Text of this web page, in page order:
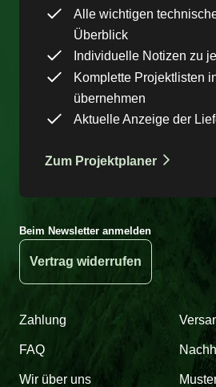
Alle wichtigen
Überblick
Individuelle Notizen zu
Komplette Projektlisten
übernehmen
Aktuelle Anzeige der
Zum Projektplaner
Beim Newsletter anmelden
Vertrag widerrufen
Zahlung
FAQ
Wir über uns